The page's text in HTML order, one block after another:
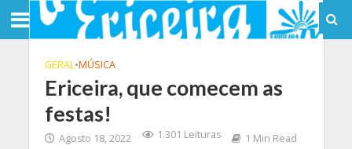
GERAL•MÚSICA
Ericeira, que comecem as
festas!
Agosto 18, 2022 1.301 Leituras 1 Min Read